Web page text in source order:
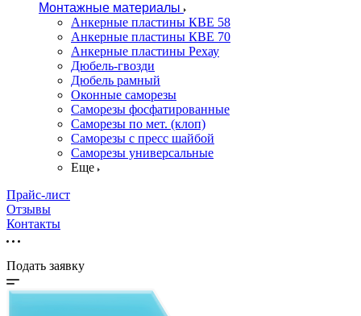
Монтажные материалы
Анкерные пластины КВЕ 58
Анкерные пластины КВЕ 70
Анкерные пластины Рехау
Дюбель-гвозди
Дюбель рамный
Оконные саморезы
Саморезы фосфатированные
Саморезы по мет. (клоп)
Саморезы с пресс шайбой
Саморезы универсальные
Еще
Прайс-лист
Отзывы
Контакты
Подать заявку